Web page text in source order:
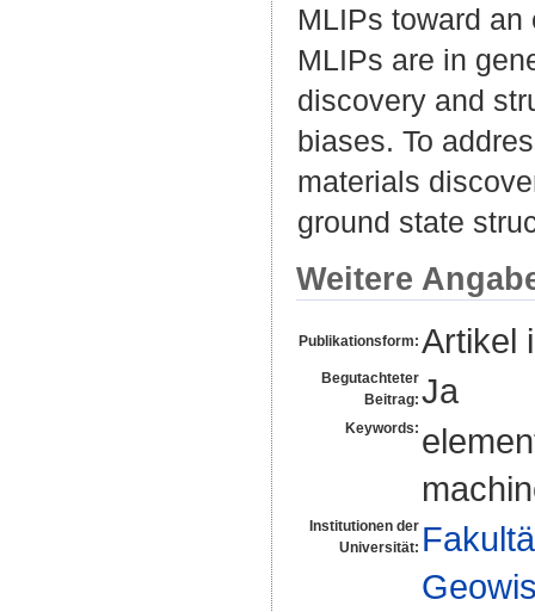
MLIPs toward
MLIPs are in
discovery and
biases. To
materials
ground state
Weitere
Publikationsform: Artikel
Begutachteter
Beitrag: Ja
Keywords:
Institutionen der
Universität: